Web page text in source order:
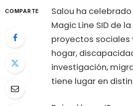
COMPARTE
Salou ha
Magic Line SID de
proyectos sociales
hogar,
investigación,
tiene lugar en